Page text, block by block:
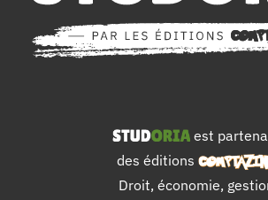
est
des éditions
Droit, économie,